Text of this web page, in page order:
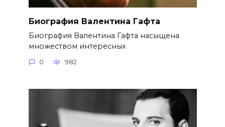
Биография Валентина Гафта
Биография Валентина Гафта насыщена
множеством интересных
0 982